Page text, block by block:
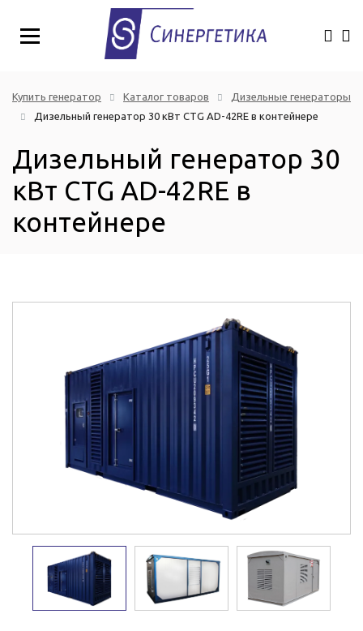
Купить генератор Каталог товаров
Дизельные генераторы
Дизельный генератор 30 кВт CTG AD-42RE в контейнере
Дизельный генератор 30
кВт CTG AD-42RE в
контейнере